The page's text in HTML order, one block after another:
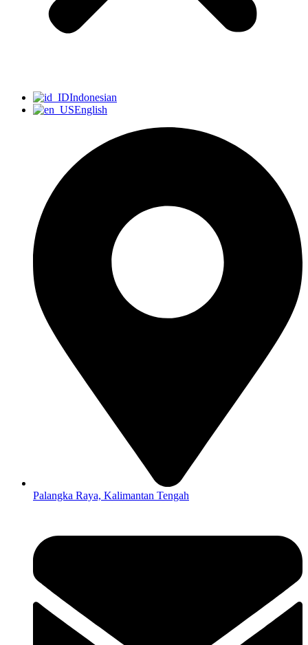
Indonesian
English
Palangka Raya, Kalimantan Tengah